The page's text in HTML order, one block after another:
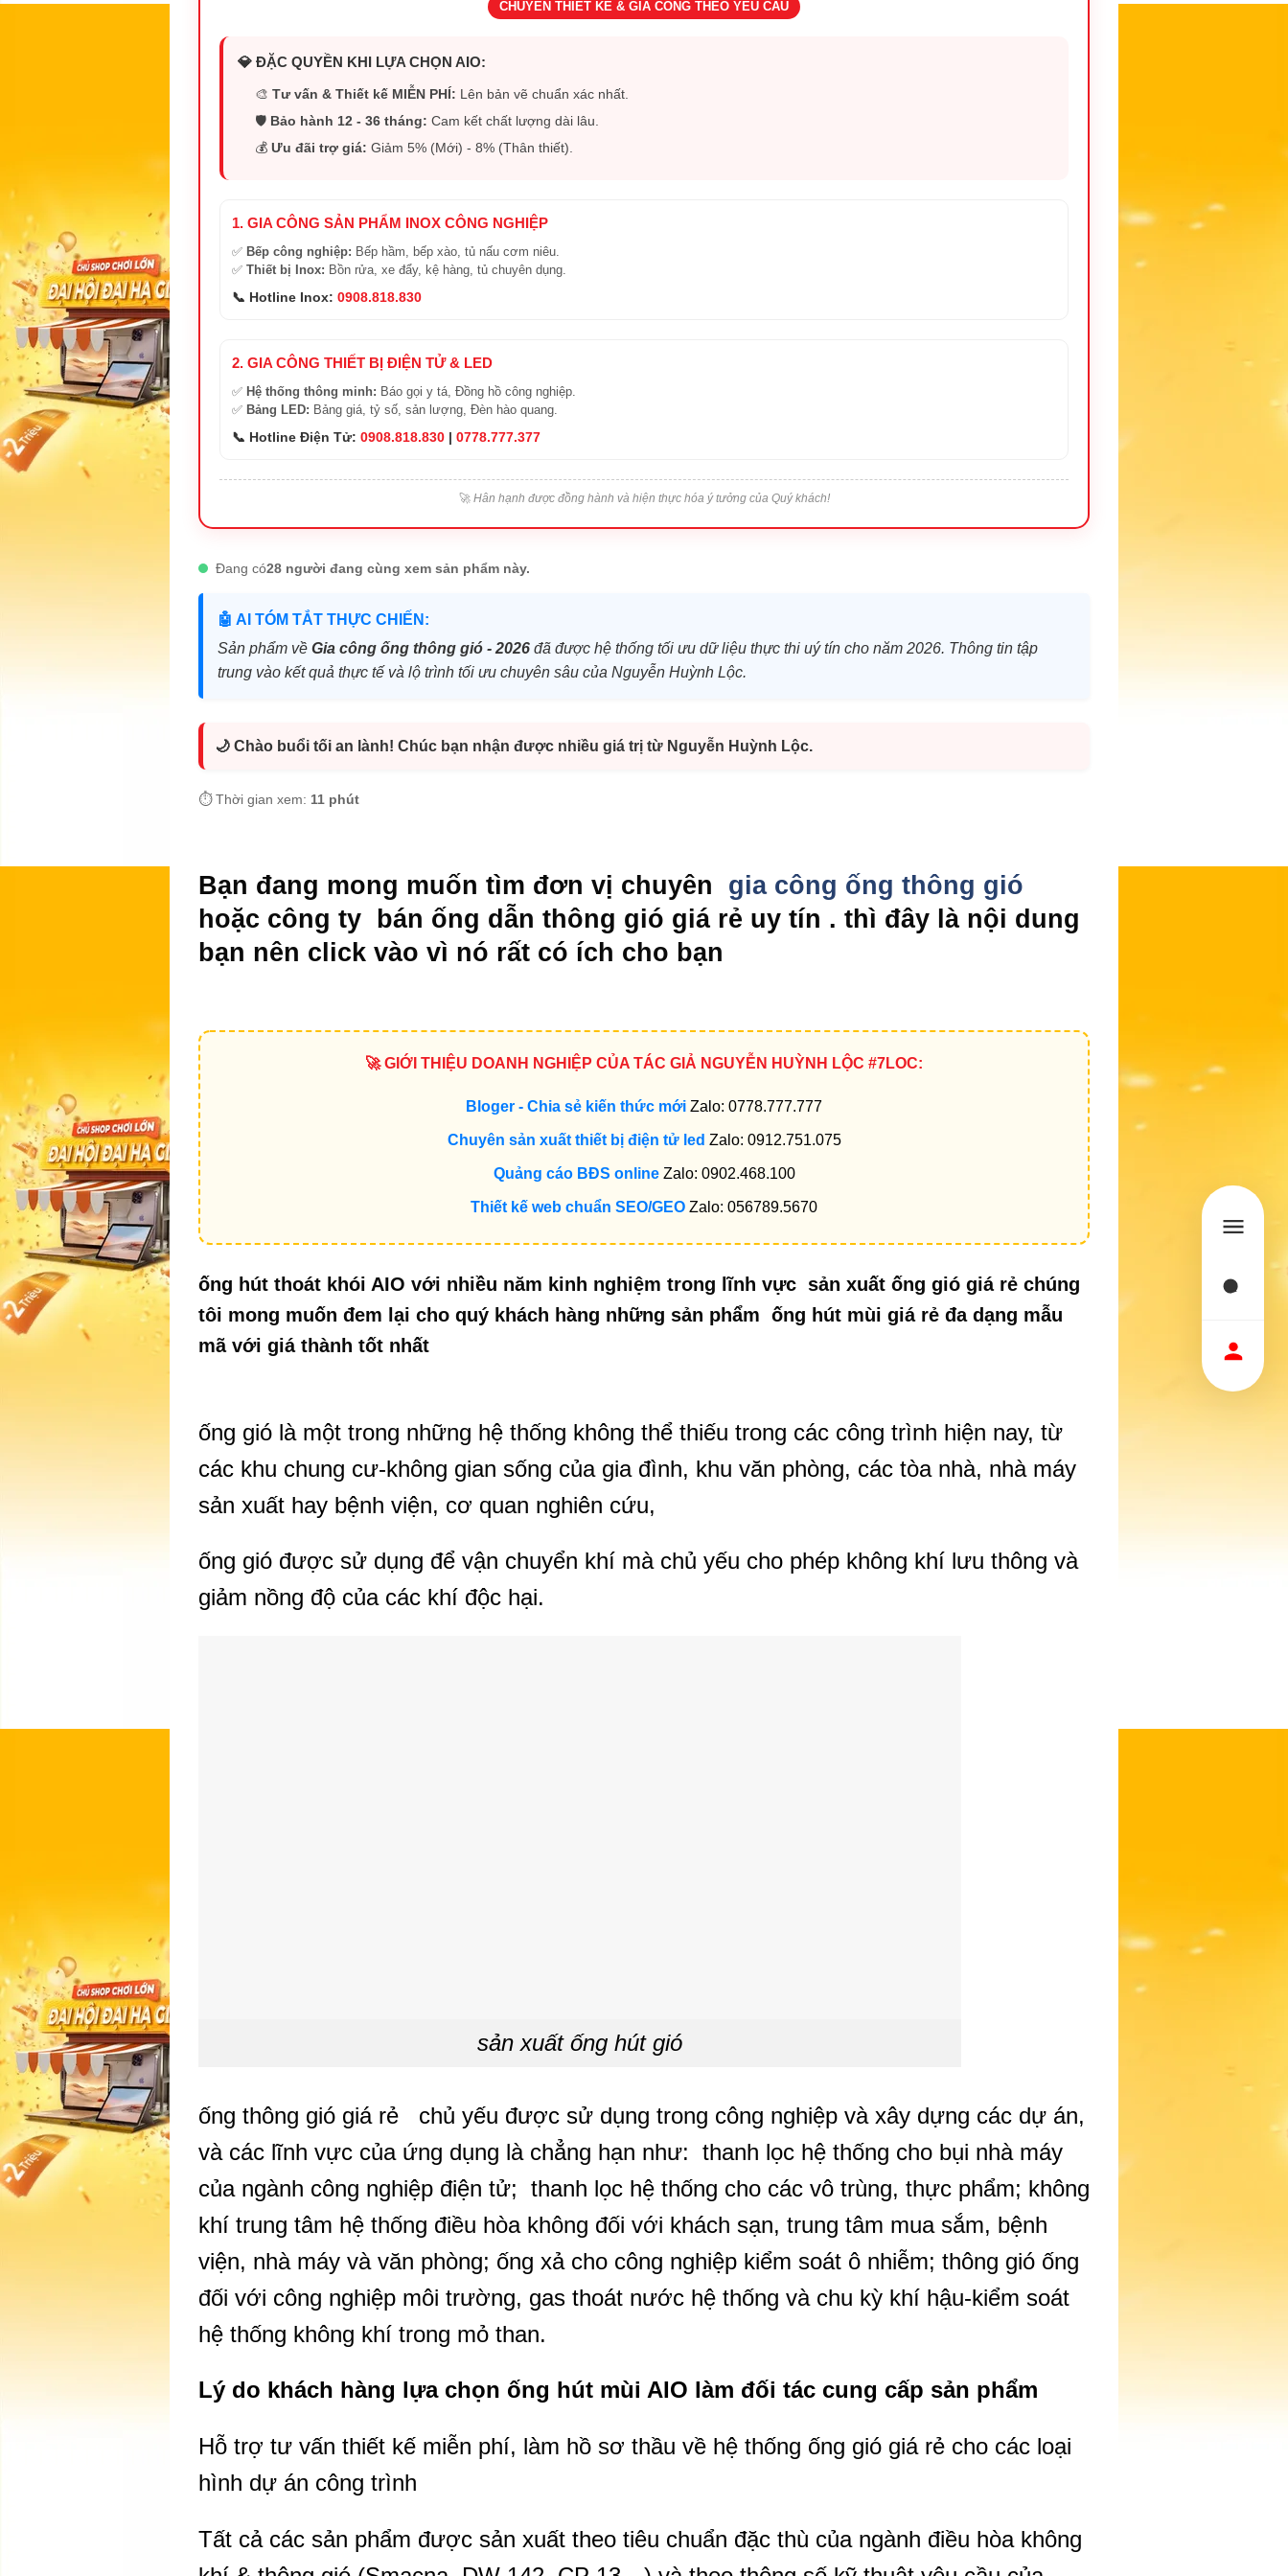
CHUYÊN THIẾT KẾ & GIA CÔNG THEO YÊU CẦU
💎 ĐẶC QUYỀN KHI LỰA CHỌN AIO:
🎨Tư vấn & Thiết kế MIỄN PHÍ: Lên bản vẽ chuẩn xác nhất.
🛡️ Bảo hành 12 - 36 tháng: Cam kết chất lượng dài lâu.
💰Ưu đãi trợ giá: Giảm 5% (Mới) - 8% (Thân thiết).
1. GIA CÔNG SẢN PHẨM INOX CÔNG NGHIỆP
✅ Bếp công nghiệp: Bếp hầm, bếp xào, tủ nấu cơm niêu.
✅ Thiết bị Inox: Bồn rửa, xe đẩy, kệ hàng, tủ chuyên dụng.
📞 Hotline Inox: 0908.818.830
2. GIA CÔNG THIẾT BỊ ĐIỆN TỬ & LED
✅ Hệ thống thông minh: Báo gọi y tá, Đồng hồ công nghiệp.
✅ Bảng LED: Bảng giá, tỷ số, sản lượng, Đèn hào quang.
📞 Hotline Điện Tử: 0908.818.830 | 0778.777.377
🚀 Hân hạnh được đồng hành và hiện thực hóa ý tưởng của Quý khách!
Đang có28 người đang cùng xem sản phẩm này.
🤖 AI TÓM TẮT THỰC CHIẾN:
Sản phẩm về Gia công ống thông gió - 2026 đã được hệ thống tối ưu dữ liệu thực thi uý tín cho năm 2026. Thông tin tập
trung vào kết quả thực tế và lộ trình tối ưu chuyên sâu của Nguyễn Huỳnh Lộc.
🌙 Chào buổi tối an lành! Chúc bạn nhận được nhiều giá trị từ Nguyễn Huỳnh Lộc.
⏱️ Thời gian xem: 11 phút
Bạn đang mong muốn tìm đơn vị chuyên gia công ống thông gió
hoặc công ty bán ống dẫn thông gió giá rẻ uy tín . thì đây là nội dung
bạn nên click vào vì nó rất có ích cho bạn
🚀 GIỚI THIỆU DOANH NGHIỆP CỦA TÁC GIẢ NGUYỄN HUỲNH LỘC #7LOC:
Bloger - Chia sẻ kiến thức mới Zalo: 0778.777.777
Chuyên sản xuất thiết bị điện tử led Zalo: 0912.751.075
Quảng cáo BĐS onlineZalo: 0902.468.100
Thiết kế web chuẩn SEO/GEO Zalo: 056789.5670
ống hút thoát khói AIO với nhiều năm kinh nghiệm trong lĩnh vực sản xuất ống gió giá rẻ chúng
tôi mong muốn đem lại cho quý khách hàng những sản phẩm ống hút mùi giá rẻ đa dạng mẫu
mã với giá thành tốt nhất
ống gió là một trong những hệ thống không thể thiếu trong các công trình hiện nay, từ
các khu chung cư-không gian sống của gia đình, khu văn phòng, các tòa nhà, nhà máy
sản xuất hay bệnh viện, cơ quan nghiên cứu,
ống gió được sử dụng để vận chuyển khí mà chủ yếu cho phép không khí lưu thông và
giảm nồng độ của các khí độc hại.
sản xuất ống hút gió
ống thông gió giá rẻ chủ yếu được sử dụng trong công nghiệp và xây dựng các dự án,
và các lĩnh vực của ứng dụng là chẳng hạn như: thanh lọc hệ thống cho bụi nhà máy
của ngành công nghiệp điện tử; thanh lọc hệ thống cho các vô trùng, thực phẩm; không
khí trung tâm hệ thống điều hòa không đối với khách sạn, trung tâm mua sắm, bệnh
viện, nhà máy và văn phòng; ống xả cho công nghiệp kiểm soát ô nhiễm; thông gió ống
đối với công nghiệp môi trường, gas thoát nước hệ thống và chu kỳ khí hậu-kiểm soát
hệ thống không khí trong mỏ than.
​Lý do khách hàng lựa chọn ống hút mùi AIO làm đối tác cung cấp sản phẩm
Hỗ trợ tư vấn thiết kế miễn phí, làm hồ sơ thầu về hệ thống ống gió giá rẻ cho các loại
hình dự án công trình
Tất cả các sản phẩm được sản xuất theo tiêu chuẩn đặc thù của ngành điều hòa không